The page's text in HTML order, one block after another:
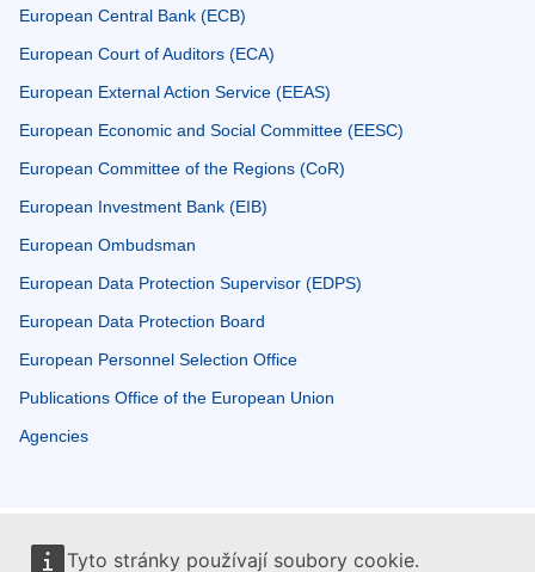
Tyto stránky používají soubory cookie.
European Central Bank (ECB)
European Court of Auditors (ECA)
European External Action Service (EEAS)
European Economic and Social Committee (EESC)
European Committee of the Regions (CoR)
European Investment Bank (EIB)
European Ombudsman
European Data Protection Supervisor (EDPS)
European Data Protection Board
European Personnel Selection Office
Publications Office of the European Union
Agencies